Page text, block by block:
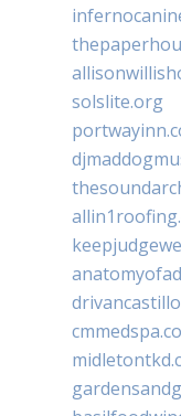
solslite.org